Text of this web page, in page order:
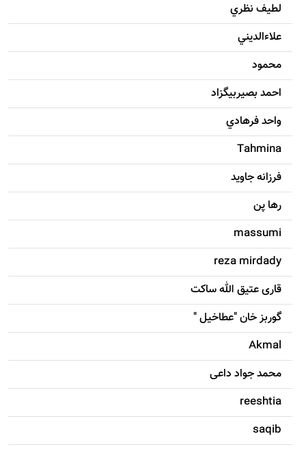
لطيف نظري
علاءالديني
محمود
احمد بصيربيگزاد
واحد فرهادي
Tahmina
فرزانه جاويد
رها پن
massumi
reza mirdady
قاری عتیق الله ساکت
گوربز خان "عطاخیل "
Akmal
محمد جواد داعی
reeshtia
saqib